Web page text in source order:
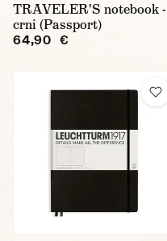
TRAVELER'S notebook -
crni (Passport)
64,90 €